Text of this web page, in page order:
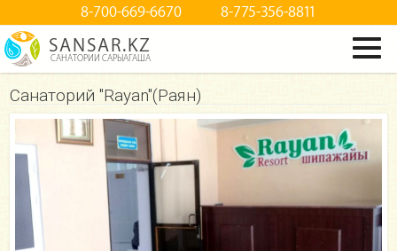
8-700-669-6670 8-775-356-8811
SANSAR.KZ
САНАТОРИИ САРЫАГАША
Санаторий "Rayan"(Раян)